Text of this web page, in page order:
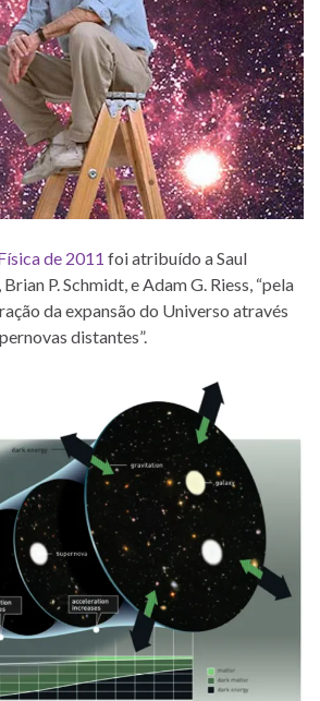
de 2011 foi atribuído a Saul
P. Schmidt, e Adam G. Riess, “pela
da expansão do Universo através
distantes”.